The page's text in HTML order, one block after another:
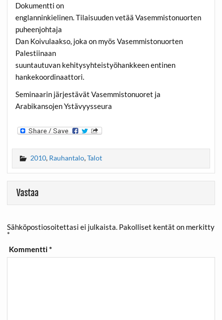
Dokumentti on
englanninkielinen. Tilaisuuden vetää Vasemmistonuorten
puheenjohtaja
Dan Koivulaakso, joka on myös Vasemmistonuorten
Palestiinaan
suuntautuvan kehitysyhteistyöhankkeen entinen
hankekoordinaattori.
Seminaarin järjestävät Vasemmistonuoret ja
Arabikansojen Ystävyysseura
2010, Rauhantalo,Talot
Vastaa
Sähköpostiosoitettasi ei julkaista. Pakolliset kentät on merkitty
*
Kommentti*